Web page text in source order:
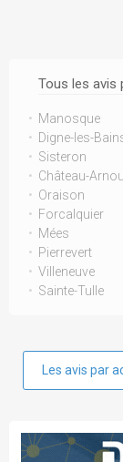
Tous les avis
Manosque
Digne-les-
Sisteron
Château-
Oraison
Forcalquier
Mées
Pierrevert
Villeneuve
Sainte-Tulle
Les avis par